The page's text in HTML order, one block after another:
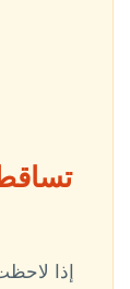
تساقط
إذا